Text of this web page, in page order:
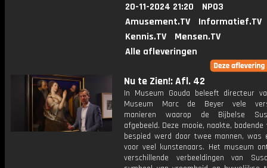
20-11-2024 21:20
NPO3
Amusement.TV
Informatief.TV
Kennis.TV
Mensen.TV
Alle afleveringen
Nu te Zien!: Afl. 42
In Museum Gouda beleeft directeur
Museum Marc de Beyer vele
manieren waarop de Bijbelse
afgebeeld. Deze mooie, naakte,
bespied werd door twee mannen, was
voor veel kunstenaars. Het museum
verschillende verbeeldingen van